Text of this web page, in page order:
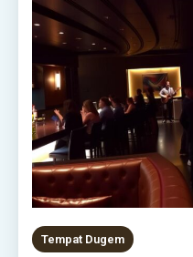
Tempat Dugem